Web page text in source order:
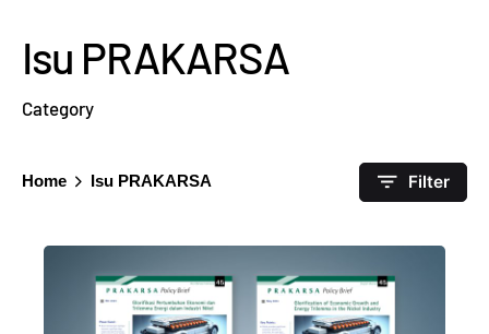
Isu PRAKARSA
Category
Home Isu PRAKARSA Filter